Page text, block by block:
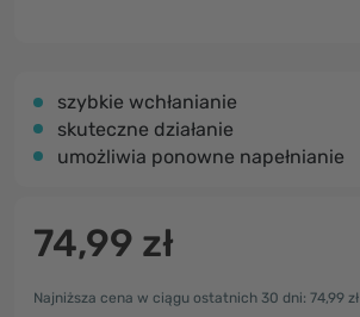
szybkie wchłanianie
skuteczne działanie
umożliwia ponowne napełnianie
74,99 zł
Najniższa cena w ciągu ostatnich 30 dni: 74,99 zł